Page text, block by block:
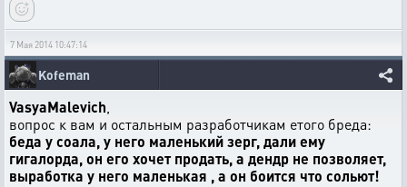
7 Мая 2014 10:47:14
Kofeman
VasyaMalevich
вопрос к вам и остальным разработчикам етого бреда:
беда у соала, у него маленький зерг, дали ему
гигалорда, он его хочет продать, а дендр не позволяет,
выработка у него маленькая , а он боится что сольют!